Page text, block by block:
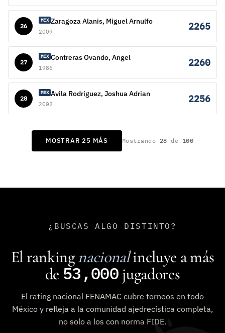
26
MEX Zaragoza Alanis, Miguel Arnulfo
2009 2265
27
MEX Contreras Ovando, Angel
1986 2260
28
MEX Avila Rodriguez, Joshua Adrian
2002 2256
MOSTRAR 25 MÁS Mostrando 28 de 100
¿BUSCAS ALGO DISTINTO?
El rankingnacionalincluye a más
de 53,000jugadores
El rating nacional FENAMAC cubre torneos en todo
México y refleja a la comunidad ajedrecística completa,
no solo a los con norma FIDE.